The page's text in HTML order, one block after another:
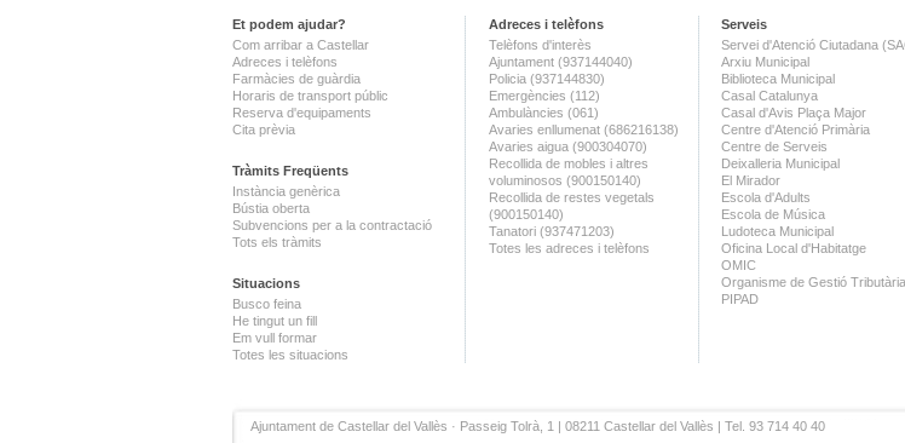
Et podem ajudar?
Com arribar a Castellar
Adreces i telèfons
Farmàcies de guàrdia
Horaris de transport públic
Reserva d'equipaments
Cita prèvia
Tràmits Freqüents
Instància genèrica
Bústia oberta
Subvencions per a la contractació
Tots els tràmits
Situacions
Busco feina
He tingut un fill
Em vull formar
Totes les situacions
Adreces i telèfons
Telèfons d'interès
Ajuntament (937144040)
Policia (937144830)
Emergències (112)
Ambulàncies (061)
Avaries enllumenat (686216138)
Avaries aigua (900304070)
Recollida de mobles i altres
voluminosos (900150140)
Recollida de restes vegetals
(900150140)
Tanatori (937471203)
Totes les adreces i telèfons
Serveis
Servei d'Atenció Ciutadana
Arxiu Municipal
Biblioteca Municipal
Casal Catalunya
Casal d'Avis Plaça Major
Centre d'Atenció Primària
Centre de Serveis
Deixalleria Municipal
El Mirador
Escola d'Adults
Escola de Música
Ludoteca Municipal
Oficina Local d'Habitatge
OMIC
Organisme de Gestió Tributària
PIPAD
Ajuntament de Castellar del Vallès · Passeig Tolrà, 1 | 08211 Castellar del Vallès | Tel. 93 714 40 40